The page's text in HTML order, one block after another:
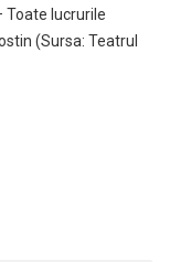
Toate lucrurile
(Sursa: Teatrul